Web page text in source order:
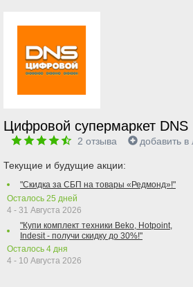
Цифровой супермаркет DNS
2 отзыва добавить
Текущие и будущие акции:
"Скидка за СБП на товары «Редмонд»!"
Осталось 25 дней
4 - 31 Августа 2026
"Купи комплект техники Beko, Hotpoint,
Indesit - получи скидку до 30%!"
Осталось 4 дня
4 - 10 Августа 2026